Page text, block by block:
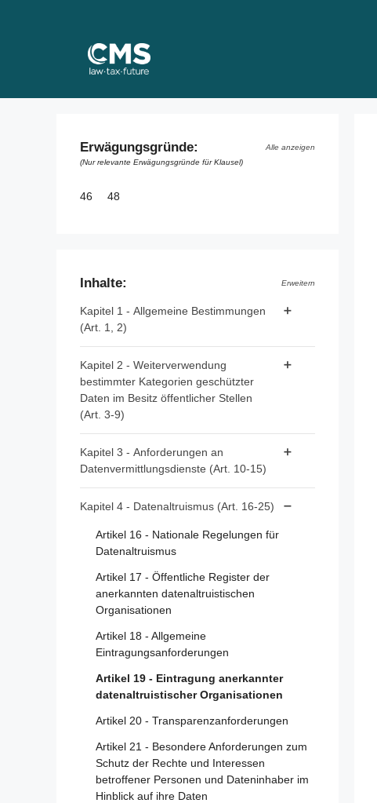
Erwägungsgründe:
Alle anzeigen
(Nur relevante Erwägungsgründe für Klausel)
46 48
Inhalte: Erweitern
Kapitel 1 - Allgemeine Bestimmungen
(Art. 1, 2)
Artikel 2 - Begriffsbestimmungen
Kapitel 2 - Weiterverwendung
bestimmter Kategorien geschützter
Daten im Besitz öffentlicher Stellen
(Art. 3-9)
Artikel 4 - Verbot von
Ausschließlichkeitsvereinbarungen
Artikel 5 - Bedingungen für die
Weiterverwendung
Artikel 6 - Gebühren
Artikel 7 - Zuständige Stellen
Artikel 8 - Zentrale Informationsstellen
Artikel 9 - Verfahren für Anträge auf
Weiterverwendung
Kapitel 3 - Anforderungen an
Datenvermittlungsdienste (Art. 10-15)
Datenvermittlungsdiensten
von Datenvermittlungsdiensten
Artikel 13 - Zuständige Behörden für
Artikel 14 - Überwachung der Einhaltung
Artikel 15 - Ausnahmen
Kapitel 4 - Datenaltruismus (Art. 16-25)
Artikel 16 - Nationale Regelungen für
Datenaltruismus
Artikel 17 - Öffentliche Register der
anerkannten datenaltruistischen
Organisationen
Artikel 18 - Allgemeine
Eintragungsanforderungen
Artikel 19 - Eintragung anerkannter
datenaltruistischer Organisationen
Artikel 20 - Transparenzanforderungen
Artikel 21 - Besondere Anforderungen zum
Schutz der Rechte und Interessen
betroffener Personen und Dateninhaber im
Hinblick auf ihre Daten